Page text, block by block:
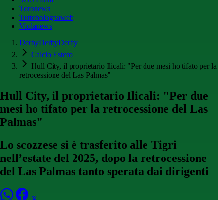
Toronews
Tuttobolognaweb
Violanews
DerbyDerbyDerby
Calcio Estero
Hull City, il proprietario Ilicali: "Per due mesi ho tifato per la
retrocessione del Las Palmas"
Hull City, il proprietario Ilicali: "Per due
mesi ho tifato per la retrocessione del Las
Palmas"
Lo scozzese si è trasferito alle Tigri
nell’estate del 2025, dopo la retrocessione
del Las Palmas tanto sperata dai dirigenti